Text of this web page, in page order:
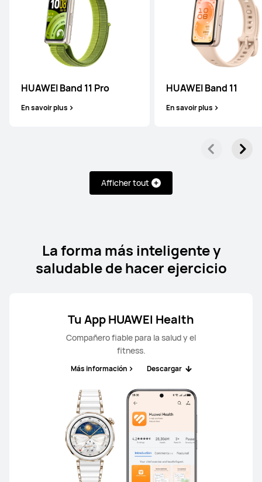
HUAWEI Band 11 Pro
En savoir plus
HUAWEI Band 11
En savoir plus
Afficher tout
HUAWEI WATCH FIT new
HUAWEI Band 11 Pro
HUAWEI Band 11
En savoir plus
HUAWEI Band 10
En savoir plus
La forma más inteligente y
saludable de hacer ejercicio
Tu App HUAWEI Health
Compañero fiable para la salud y el
fitness.
Más información Descargar